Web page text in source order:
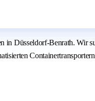
Düsseldorf-Benrath. Wir